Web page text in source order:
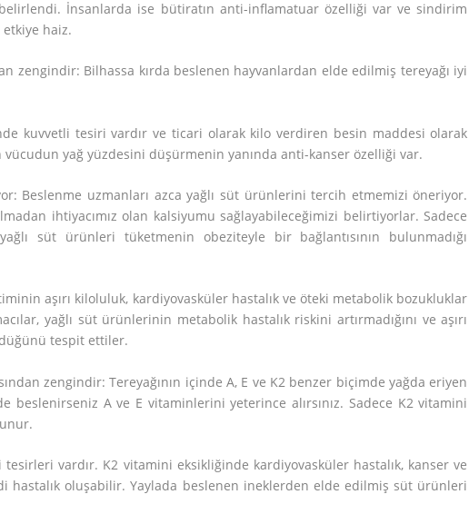
belirlendi. İnsanlarda ise bütiratın anti-inflamatuar özelliği var ve sindirim
haiz.
zengindir: Bilhassa kırda beslenen hayvanlardan elde edilmiş tereyağı iyi
kuvvetli tesiri vardır ve ticari olarak kilo verdiren besin maddesi olarak
vücudun yağ yüzdesini düşürmenin yanında anti-kanser özelliği var.
Beslenme uzmanları azca yağlı süt ürünlerini tercih etmemizi öneriyor.
ihtiyacımız olan kalsiyumu sağlayabileceğimizi belirtiyorlar. Sadece
süt ürünleri tüketmenin obeziteyle bir bağlantısının bulunmadığı
aşırı kiloluluk, kardiyovasküler hastalık ve öteki metabolik bozukluklar
yağlı süt ürünlerinin metabolik hastalık riskini artırmadığını ve aşırı
tespit ettiler.
zengindir: Tereyağının içinde A, E ve K2 benzer biçimde yağda eriyen
A ve E vitaminlerini yeterince alırsınız. Sadece K2 vitamini
vardır. K2 vitamini eksikliğinde kardiyovasküler hastalık, kanser ve
hastalık oluşabilir. Yaylada beslenen ineklerden elde edilmiş süt ürünleri